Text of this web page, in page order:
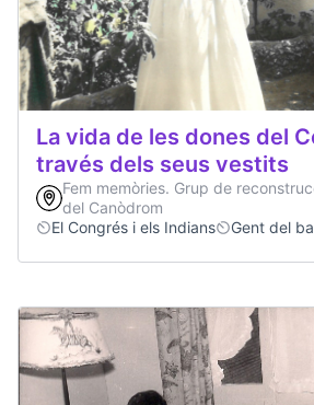
La vida de les dones del
través dels seus vestits
Fem memòries. Grup de
del Canòdrom
El Congrés i els Indians
Gent del